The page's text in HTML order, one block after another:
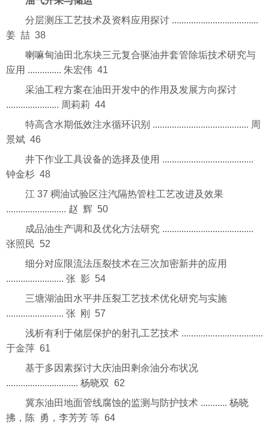
分层测压工艺技术及资料应用探讨 ....................................
姜 喆 38
喇嘛甸油田北东块三元复合驱油井套管除垢技术研究与
应用 .............. 朱宏伟 41
采油工程方案在油田开发中的作用及发展方向探讨
...................... 周莉莉 44
特高含水期低效注水循环识别 ........................................ 周
景斌 46
井下作业工具设备的选择及使用 ......................................
钟金杉 48
江 37 稠油试验区注汽隔热管柱工艺改进及效果
......................... 赵 辉 50
成品油生产调和及优化方法研究 ......................................
张照民 52
细分对应限流法压裂技术在三次加密新井的应用
........................ 张 影 54
三塘湖油田水平井压裂工艺技术优化研究与实施
........................ 张 刚 57
浅析有利于储层保护的射孔工艺技术 ..................................
于金萍 61
基于多因素探讨大庆油田剩余油分布状况
.............................. 杨晓双 62
冀东油田地面管线腐蚀的监测与防护技术 ........... 杨晓
拂，陈 勇，李芳芳 等 64